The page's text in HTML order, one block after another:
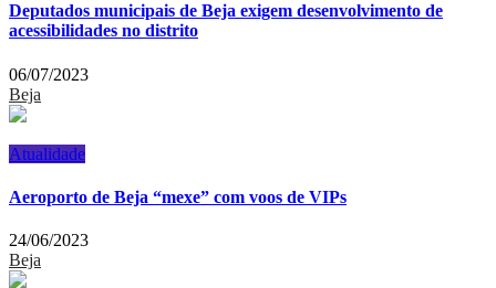
Deputados municipais de Beja exigem desenvolvimento de
acessibilidades no distrito
06/07/2023
Beja
Atualidade
Aeroporto de Beja “mexe” com voos de VIPs
24/06/2023
Beja